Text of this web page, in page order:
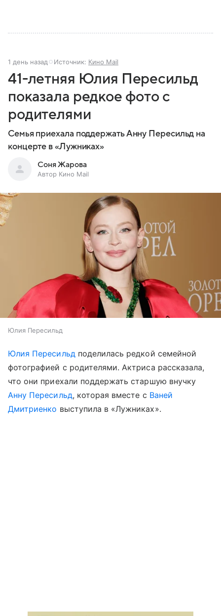
1 день назад Источник: Кино Mail
41-летняя Юлия Пересильд
показала редкое фото с
родителями
Семья приехала поддержать Анну Пересильд на
концерте в «Лужниках»
Соня Жарова
Автор Кино Mail
Юлия Пересильд
Юлия Пересильдподелилась редкой семейной
фотографией с родителями. Актриса рассказала,
что они приехали поддержать старшую внучку
Анну Пересильд, которая вместе с Ваней
Дмитриенко выступила в «Лужниках».